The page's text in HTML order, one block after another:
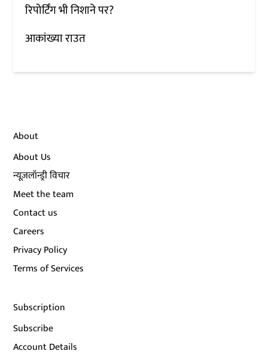
रिपोर्टिंग भी निशाने पर?
आकांख्या राउत
About
About Us
न्यूज़लॉन्ड्री विचार
Meet the team
Contact us
Careers
Privacy Policy
Terms of Services
Subscription
Subscribe
Account Details